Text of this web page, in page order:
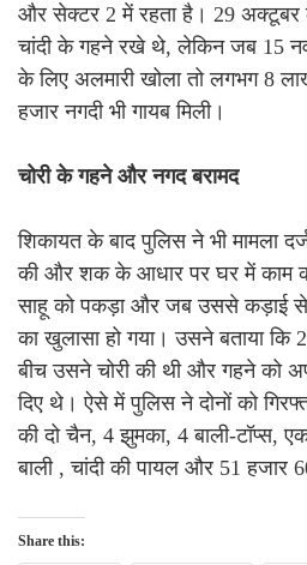
और सेक्टर 2 में रहता है। 29 अक्टूबर
चांदी के गहने रखे थे, लेकिन जब 15
के लिए अलमारी खोला तो लगभग 8
हजार नगदी भी गायब मिली।
चोरी के गहने और नगद बरामद
शिकायत के बाद पुलिस ने भी मामला
की और शक के आधार पर घर में काम
साहू को पकड़ा और जब उससे कड़ाई से
का खुलासा हो गया। उसने बताया
बीच उसने चोरी की थी और गहने को
दिए थे। ऐसे में पुलिस ने दोनों को
की दो चैन, 4 झुमका, 4 बाली-टॉप्स,
बाली , चांदी की पायल और 51 हजार
Share this: